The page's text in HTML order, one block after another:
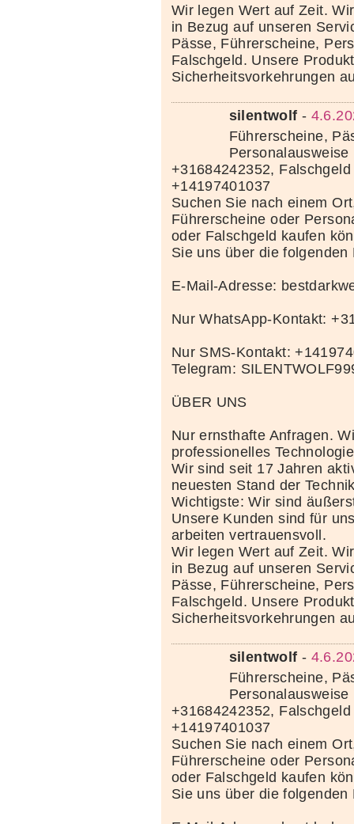
Wir legen Wert auf Zeit.
in Bezug auf unseren
Pässe, Führerscheine,
Falschgeld. Unsere
Sicherheitsvorkehrungen
silentwolf -
Führerscheine,
+31684242352,
+14197401037
Suchen Sie nach einem
Führerscheine oder
oder Falschgeld kaufen
Sie uns über die folgenden
E-Mail-Adresse:
Nur WhatsApp-Kontakt:
Nur SMS-Kontakt:
Telegram:
ÜBER UNS
Nur ernsthafte Anfragen.
professionelles
Wir sind seit 17 Jahren
neuesten Stand der
Wichtigste: Wir sind
Unsere Kunden sind für
arbeiten vertrauensvoll.
Wir legen Wert auf Zeit.
in Bezug auf unseren
Pässe, Führerscheine,
Falschgeld. Unsere
Sicherheitsvorkehrungen
silentwolf -
Führerscheine,
+31684242352,
+14197401037
Suchen Sie nach einem
Führerscheine oder
oder Falschgeld kaufen
Sie uns über die folgenden